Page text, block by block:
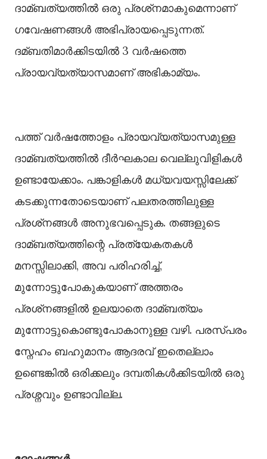
ദാമ്ബത്യത്തില്‍ ഒരു പ്രശ്‌നമാകുമെന്നാണ്
ഗവേഷണങ്ങള്‍ അഭിപ്രായപ്പെടുന്നത്.
ദമ്ബതിമാര്‍ക്കിടയില്‍ 3 വര്‍ഷത്തെ
പ്രായവ്യത്യാസമാണ് അഭികാമ്യം.
പത്ത് വര്‍ഷത്തോളം പ്രായവ്യത്യാസമുള്ള
ദാമ്ബത്യത്തില്‍ ദീര്‍ഘകാല വെല്ലുവിളികള്‍
ഉണ്ടായേക്കാം. പങ്കാളികള്‍ മധ്യവയസ്സിലേക്ക്
കടക്കുന്നതോടെയാണ് പലതരത്തിലുള്ള
പ്രശ്‌നങ്ങള്‍ അനുഭവപ്പെടുക. തങ്ങളുടെ
ദാമ്ബത്യത്തിന്റെ പ്രത്യേകതകള്‍
മനസ്സിലാക്കി, അവ പരിഹരിച്ച്‌,
മുന്നോട്ടുപോകുകയാണ് അത്തരം
പ്രശ്‌നങ്ങളില്‍ ഉലയാതെ ദാമ്ബത്യം
മുന്നോട്ടുകൊണ്ടുപോകാനുള്ള വഴി. പരസ്പരം
സ്നേഹം ബഹുമാനം ആദരവ് ഇതെല്ലാം
ഉണ്ടെങ്കിൽ ഒരിക്കലും ദമ്പതികൾക്കിടയിൽ ഒരു
പ്രശ്നവും ഉണ്ടാവില്ല.